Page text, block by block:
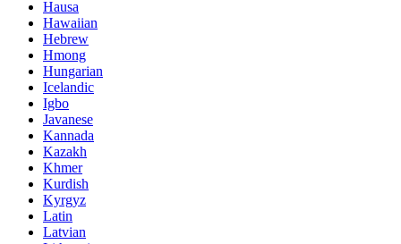
Hausa
Hawaiian
Hebrew
Hmong
Hungarian
Icelandic
Igbo
Javanese
Kannada
Kazakh
Khmer
Kurdish
Kyrgyz
Latin
Latvian